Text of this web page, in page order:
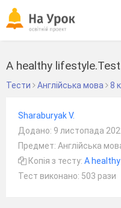
A healthy
Тести Англійська мова 8
Sharaburyak V.
Додано: 9 листопада
Предмет: Англійська
Копія з тесту: A
Тест виконано: 503 рази